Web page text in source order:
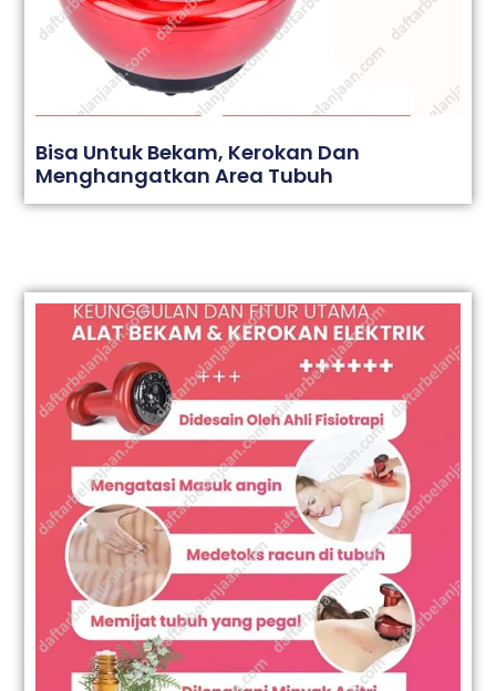
Bisa Untuk Bekam, Kerokan Dan
Menghangatkan Area Tubuh